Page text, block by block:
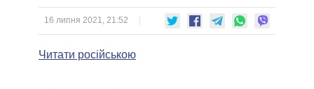
ОГЛЯДИ
ПРЕЗИДЕНТ І ОФІС
КАБІНЕТ МІНІСТРІВ
ВІДЕО
ПІДТРИМАТИ
16 липня 2021, 21:52
Читати російською